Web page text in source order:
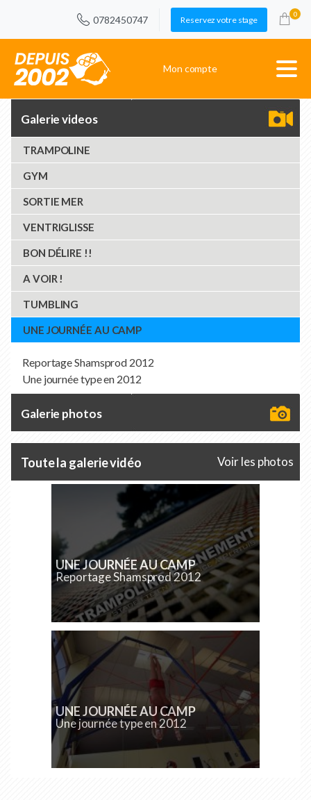
0782450747 Reservez votre stage
0
Mon compte
Galerie videos
TRAMPOLINE
GYM
SORTIE MER
VENTRIGLISSE
BON DÉLIRE !!
A VOIR !
TUMBLING
UNE JOURNÉE AU CAMP
Reportage Shamsprod 2012
Une journée type en 2012
Galerie photos
Toute la galerie vidéo Voir les photos
UNE JOURNÉE AU CAMP
Reportage Shamsprod 2012
UNE JOURNÉE AU CAMP
Une journée type en 2012